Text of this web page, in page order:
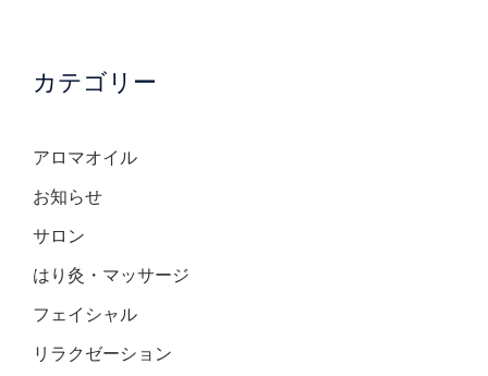
カテゴリー
アロマオイル
お知らせ
サロン
はり灸・マッサージ
フェイシャル
リラクゼーション